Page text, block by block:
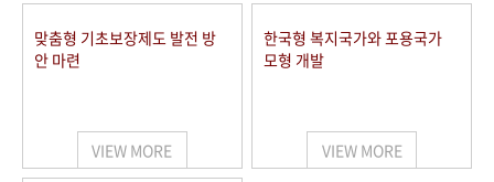
맞춤형 기초보장제도 발전 방
안 마련
VIEW MORE
한국형 복지국가와 포용국가
모형 개발
VIEW MORE